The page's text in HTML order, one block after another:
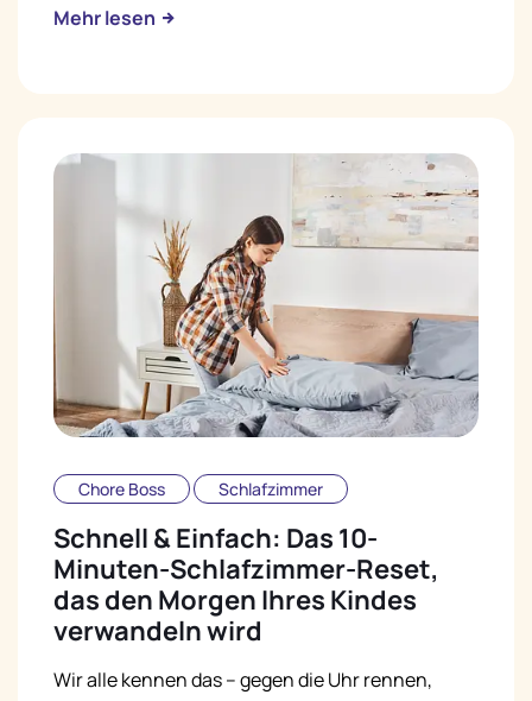
Mehr lesen
Chore Boss Schlafzimmer
Schnell & Einfach: Das 10-
Minuten-Schlafzimmer-Reset,
das den Morgen Ihres Kindes
verwandeln wird
Wir alle kennen das – gegen die Uhr rennen,